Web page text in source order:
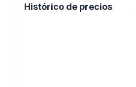
Histórico de precios